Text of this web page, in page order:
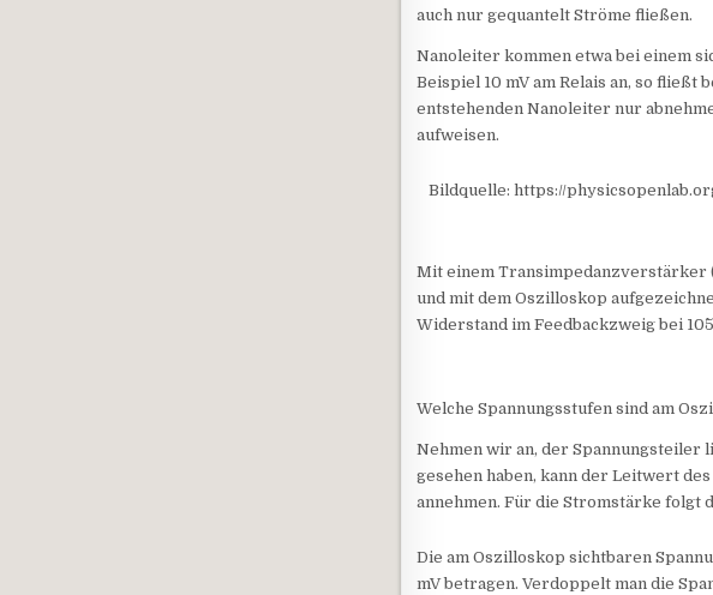
auch nur gequantelt Ströme fließen.
Nanoleiter kommen etwa bei einem
Beispiel 10 mV am Relais an, so
entstehenden Nanoleiter nur
aufweisen.
Bildquelle: https://
Mit einem Transimpedanzverstärker
und mit dem Oszilloskop
Widerstand im Feedbackzweig bei
Welche Spannungsstufen sind am
Nehmen wir an, der Spannungsteiler
gesehen haben, kann der Leitwert
annehmen. Für die Stromstärke folgt
Die am Oszilloskop sichtbaren
mV betragen. Verdoppelt man die